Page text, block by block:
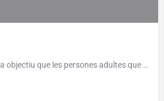
Estudis que tenen com a objectiu que les persones adultes que ho necessitin assoleixin un grau de competència…